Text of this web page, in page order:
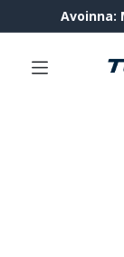
Avoinna: